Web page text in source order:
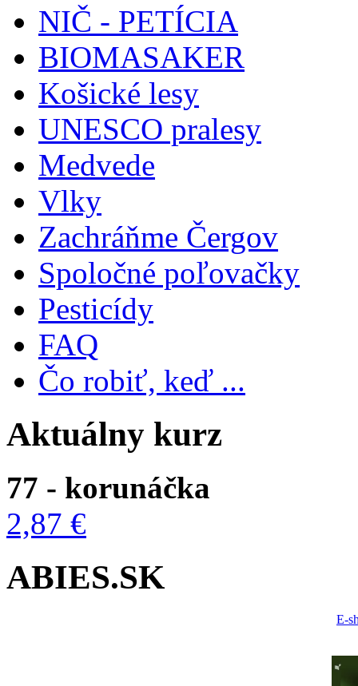
NIČ - PETÍCIA
BIOMASAKER
Košické lesy
UNESCO pralesy
Medvede
Vlky
Zachráňme Čergov
Spoločné poľovačky
Pesticídy
FAQ
Čo robiť, keď ...
Aktuálny kurz
77 - korunáčka
2,87 €
ABIES.SK
E-